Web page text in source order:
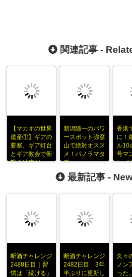
関連記事 -
【マカオの世界
遺産①】ギアの
要塞、ギア灯台
とギア教会で衝
撃の結末がｗ
新潟随一のパワ
ースポット弥彦
山で絶対オスス
メ！パノラマタ
ワー
香港
に！
ル10
号マ
ヤバ
最新記事 -
断酒チャレンジ
2488日目｜習
慣は「続ける」
断酒チャレンジ
2482日目 3年
半ぶりに更新し
久々
ノン
った